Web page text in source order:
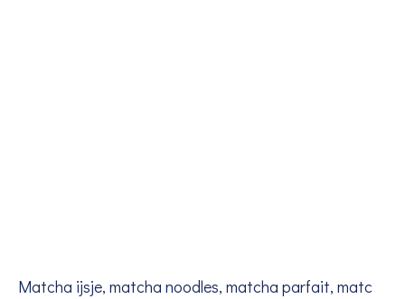
Matcha ijsje, matcha noodles, matcha parfait, matc